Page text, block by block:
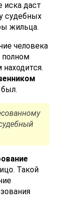
иска даст
судебных
жильца.
человека
полном
Такой